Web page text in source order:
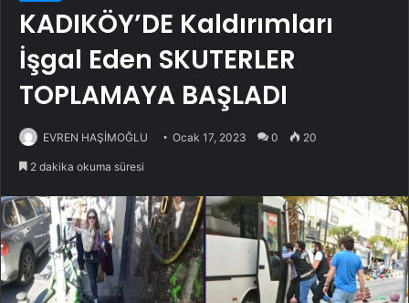
KADIKÖY’DE Kaldırımları
İşgal Eden SKUTERLER
TOPLAMAYA BAŞLADI
EVREN HAŞİMOĞLU Ocak 17, 2023 0 20
2 dakika okuma süresi